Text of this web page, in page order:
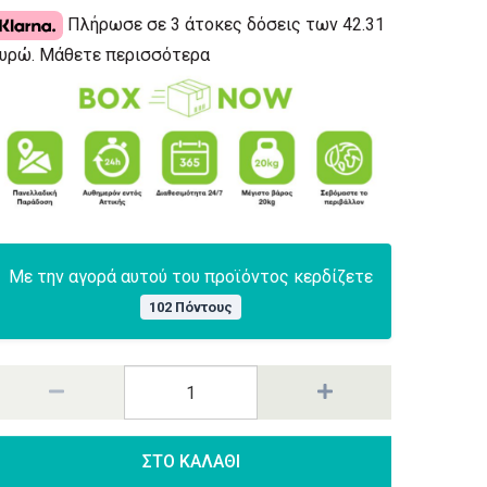
Πλήρωσε σε 3 άτοκες δόσεις των 42.31
Μάθετε περισσότερα
Με την αγορά αυτού του προϊόντος κερδίζετε
102 Πόντους
ΣΤΟ ΚΑΛΑΘΙ